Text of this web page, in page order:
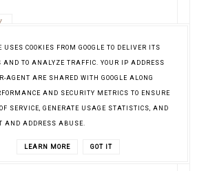
25 sierpnia 2014
bardzo fajny:) Z pewnością
COOKIES FROM GOOGLE TO DELIVER ITS
AND TO ANALYZE TRAFFIC. YOUR IP ADDRESS
AGENT ARE SHARED WITH GOOGLE ALONG
AND SECURITY METRICS TO ENSURE
SERVICE, GENERATE USAGE STATISTICS, AND
AND ADDRESS ABUSE.
LEARN MORE GOT IT